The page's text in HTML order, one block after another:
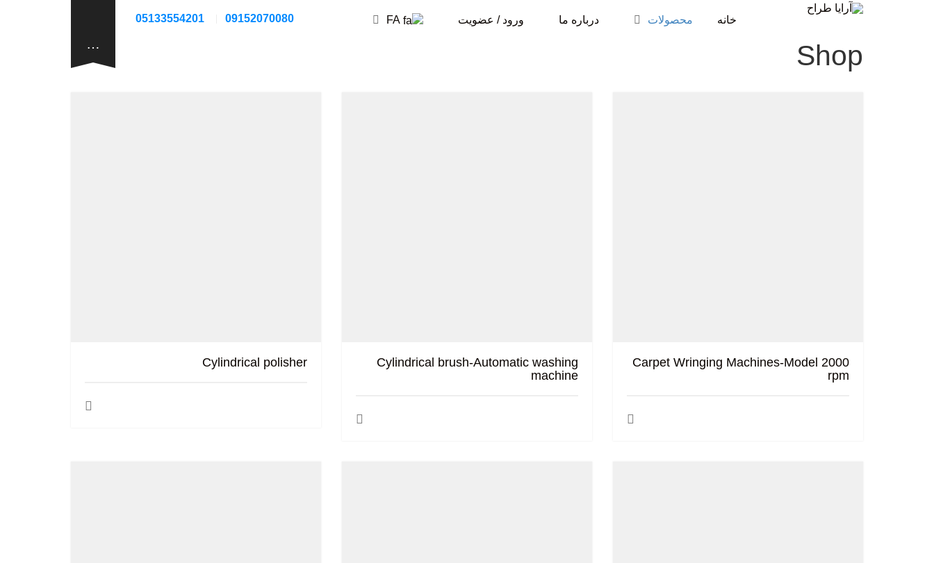
09152070080
05133554201 خانه محصولات درباره ما ورود / عضویت FA
… Shop
Carpet Wringing Machines-Model 2000
rpm
Cylindrical brush-Automatic washing
machine
Cylindrical polisher